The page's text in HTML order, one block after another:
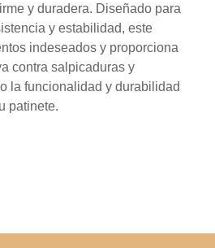
y duradera. Diseñado para
y estabilidad, este
indeseados y proporciona
contra salpicaduras y
la funcionalidad y durabilidad
patinete.